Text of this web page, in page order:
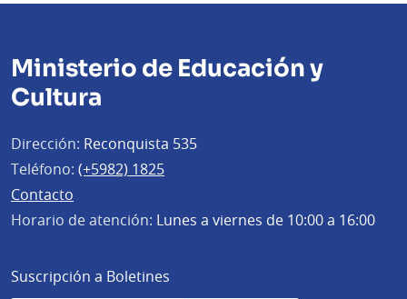
Ministerio de Educación y
Cultura
Dirección: Reconquista 535
Teléfono: (+5982) 1825
Contacto
Horario de atención: Lunes a viernes de 10:00 a 16:00
Suscripción a Boletines